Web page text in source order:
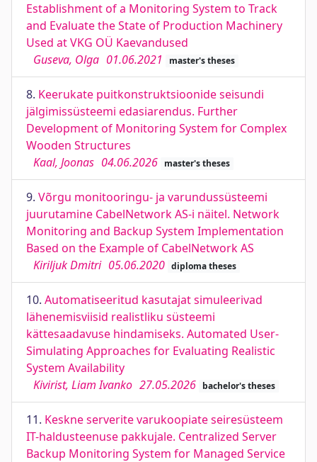
Establishment of a Monitoring System to Track
and Evaluate the State of Production Machinery
Used at VKG OÜ Kaevandused
Guseva, Olga 01.06.2021 master's theses
8. Keerukate puitkonstruktsioonide seisundi
jälgimissüsteemi edasiarendus. Further
Development of Monitoring System for Complex
Wooden Structures
Kaal, Joonas 04.06.2026 master's theses
9. Võrgu monitooringu- ja varundussüsteemi
juurutamine CabelNetwork AS-i näitel. Network
Monitoring and Backup System Implementation
Based on the Example of CabelNetwork AS
Kiriljuk Dmitri 05.06.2020 diploma theses
10. Automatiseeritud kasutajat simuleerivad
lähenemisviisid realistliku süsteemi
kättesaadavuse hindamiseks. Automated User-
Simulating Approaches for Evaluating Realistic
System Availability
Kivirist, Liam Ivanko 27.05.2026 bachelor's theses
11. Keskne serverite varukoopiate seiresüsteem
IT-haldusteenuse pakkujale. Centralized Server
Backup Monitoring System for Managed Service